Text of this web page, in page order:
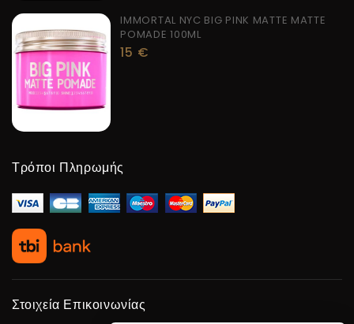
IMMORTAL NYC BIG PINK MATTE MATTE
POMADE 100ML
15 €
Τρόποι Πληρωμής
Στοιχεία Επικοινωνίας